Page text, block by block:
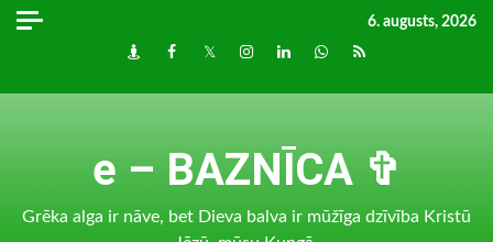
Skip
6. augusts, 2026
DraugiemFacebook
TwitterInstagram
LinkedInwhatsapp
RSS
e – BAZNĪCA ✞
Grēka alga ir nāve, bet Dieva balva ir mūžīga dzīvība Kristū